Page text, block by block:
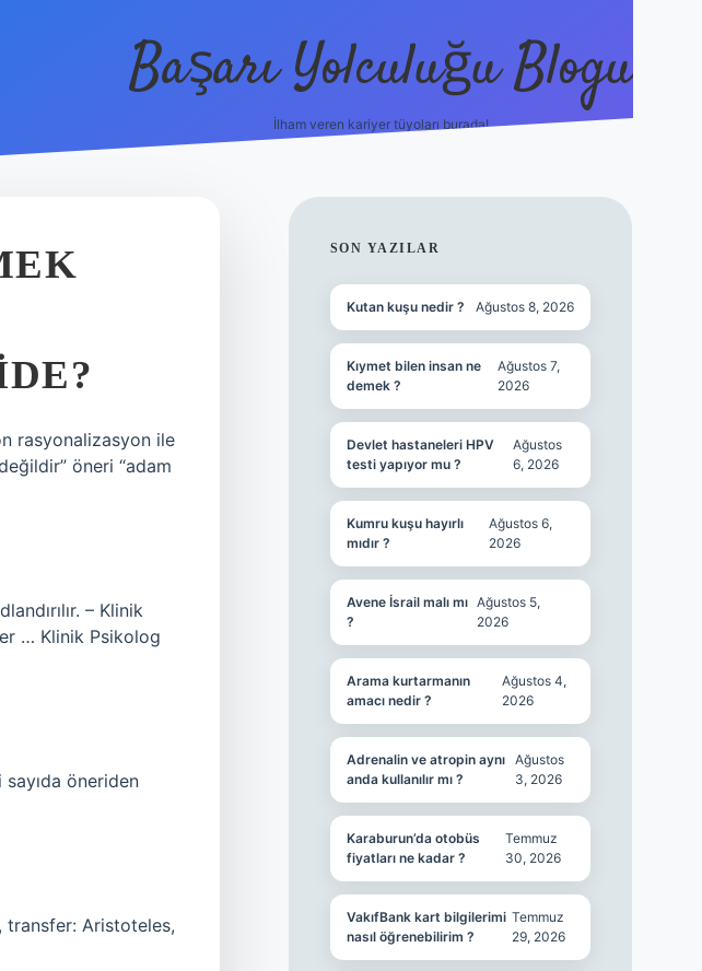
Başarı Yolculuğu Blogu
İlham veren kariyer tüyoları burada!
rasyonalizasyon ile
öneri “adam
– Klinik
… Klinik Psikolog
sayıda öneriden
transfer: Aristoteles,
SIDEBAR
SON YAZILAR
Kutan kuşu nedir ? Ağustos 8, 2026
Kıymet bilen insan ne
demek ?
Ağustos 7,
2026
Devlet hastaneleri HPV
testi yapıyor mu ?
Ağustos
6, 2026
Kumru kuşu hayırlı
mıdır ?
Ağustos 6,
2026
Avene İsrail malı mı
?
Ağustos 5,
2026
Arama kurtarmanın
amacı nedir ?
Ağustos 4,
2026
Adrenalin ve atropin aynı
anda kullanılır mı ?
Ağustos
3, 2026
Karaburun’da otobüs
fiyatları ne kadar ?
Temmuz
30, 2026
VakıfBank kart bilgilerimi
nasıl öğrenebilirim ?
Temmuz
29, 2026
https://